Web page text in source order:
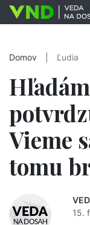
Domov Ľudia
Vieme
tomu
15.